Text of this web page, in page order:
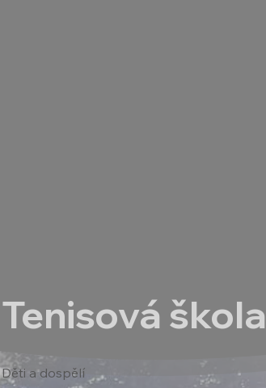
Tenisová škola
Děti a dospělí